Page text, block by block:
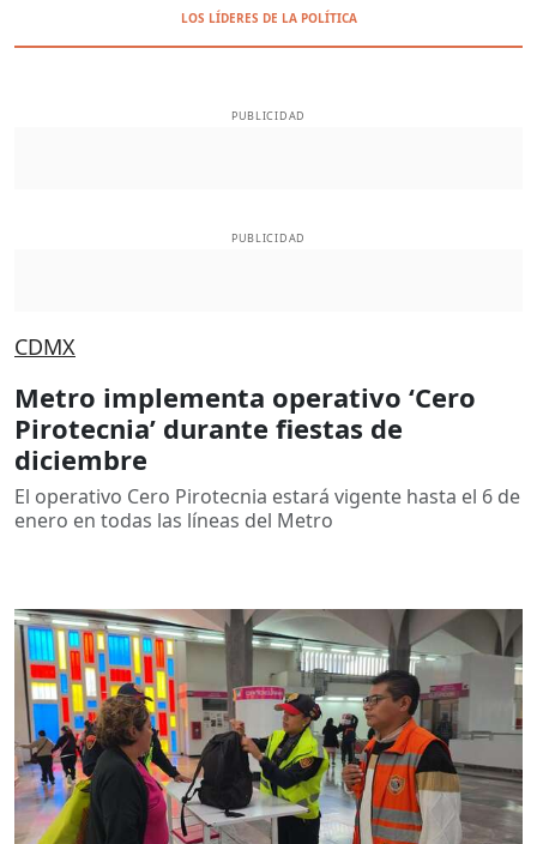
LOS LÍDERES DE LA POLÍTICA
PUBLICIDAD
PUBLICIDAD
CDMX
Metro implementa operativo ‘Cero
Pirotecnia’ durante fiestas de
diciembre
El operativo Cero Pirotecnia estará vigente hasta el 6 de
enero en todas las líneas del Metro